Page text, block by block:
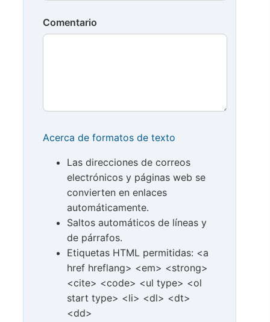
Comentario
Acerca de formatos de texto
Las direcciones de correos
electrónicos y páginas web se
convierten en enlaces
automáticamente.
Saltos automáticos de líneas y
de párrafos.
Etiquetas HTML permitidas: <a
href hreflang> <em> <strong>
<cite> <code> <ul type> <ol
start type> <li> <dl> <dt>
<dd>